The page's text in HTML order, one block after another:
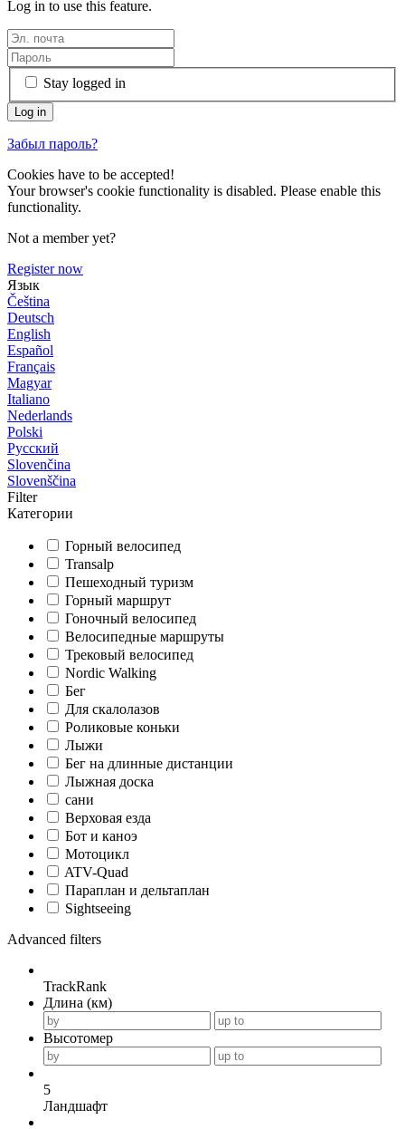
Log in to use this feature.
Stay logged in
Забыл пароль?
Cookies have to be accepted!
Your browser's cookie functionality is disabled. Please enable this
functionality.
Not a member yet?
Register now
Язык
Čeština
Deutsch
English
Español
Français
Magyar
Italiano
Nederlands
Polski
Русский
Slovenčina
Slovenščina
Filter
Категории
Горный велосипед
Transalp
Пешеходный туризм
Горный маршрут
Гоночный велосипед
Велосипедные маршруты
Трековый велосипед
Nordic Walking
Бег
Для скалолазов
Роликовые коньки
Лыжи
Бег на длинные дистанции
Лыжная доска
сани
Верховая езда
Бот и каноэ
Мотоцикл
ATV-Quad
Параплан и дельтаплан
Sightseeing
Advanced filters
TrackRank
Длина (км)
Высотомер
5
Ландшафт